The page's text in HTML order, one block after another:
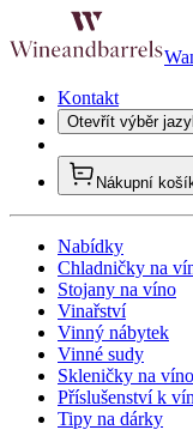
Kontakt
Otevřít výběr
Nákupní
Nabídky
Chladničky na
Stojany na víno
Vinařství
Vinný nábytek
Vinné sudy
Skleničky na víno
Příslušenství k
Tipy na dárky